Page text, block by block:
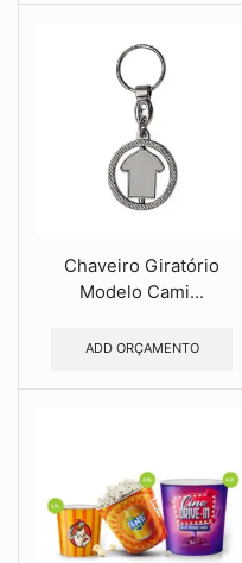
Chaveiro Giratório
Modelo Cami...
ADD ORÇAMENTO